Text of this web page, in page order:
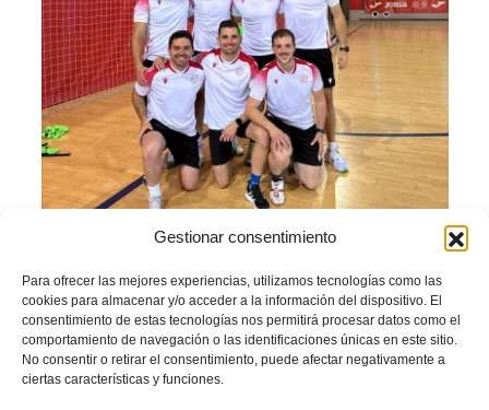
Gestionar consentimiento
Para ofrecer las mejores experiencias, utilizamos tecnologías como las
cookies para almacenar y/o acceder a la información del dispositivo. El
consentimiento de estas tecnologías nos permitirá procesar datos como el
comportamiento de navegación o las identificaciones únicas en este sitio.
No consentir o retirar el consentimiento, puede afectar negativamente a
ciertas características y funciones.
ARBITRAJE CTA FÚTBOL PLAYA
PRIMERA DIVISIÓN PRUEBAS RFEF